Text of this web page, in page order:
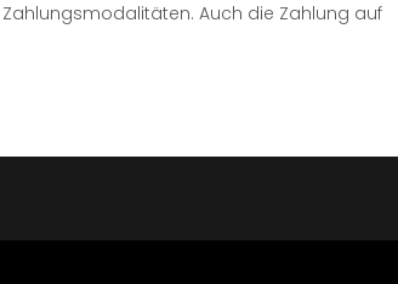
Auch die Zahlung auf